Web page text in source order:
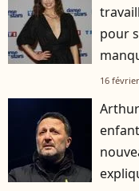
pour
16